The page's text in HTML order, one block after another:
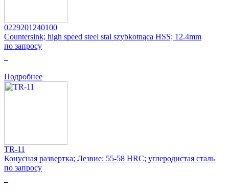
0229201240100
Countersink; high speed steel stal szybkotnąca HSS; 12.4mm
по запросу
Подробнее
TR-11
Конусная развертка; Лезвие: 55-58 HRC; углеродистая сталь
по запросу